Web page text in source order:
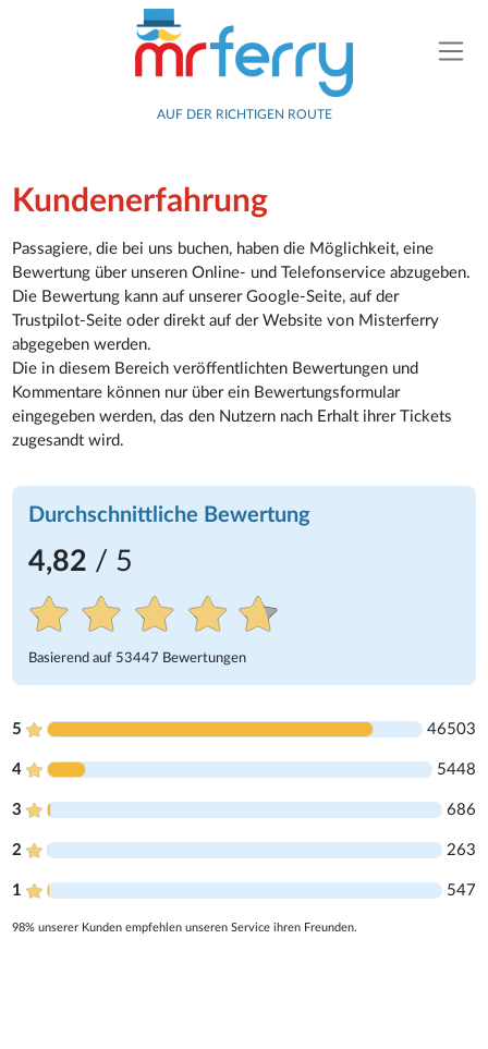
AUF DER RICHTIGEN ROUTE
Kundenerfahrung
Passagiere, die bei uns buchen, haben die Möglichkeit, eine
Bewertung über unseren Online- und Telefonservice abzugeben.
Die Bewertung kann auf unserer Google-Seite, auf der
Trustpilot-Seite oder direkt auf der Website von Misterferry
abgegeben werden.
Die in diesem Bereich veröffentlichten Bewertungen und
Kommentare können nur über ein Bewertungsformular
eingegeben werden, das den Nutzern nach Erhalt ihrer Tickets
zugesandt wird.
Durchschnittliche Bewertung
4,82 / 5
Basierend auf 53447 Bewertungen
5 46503
4 5448
3 686
2 263
1 547
98% unserer Kunden empfehlen unseren Service ihren Freunden.